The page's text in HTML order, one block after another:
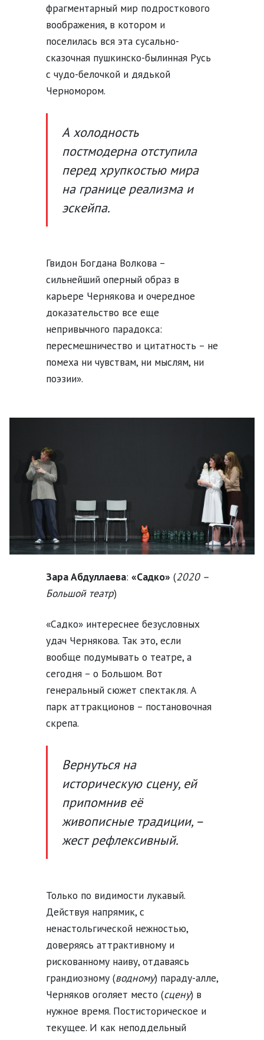
фрагментарный мир подросткового
воображения, в котором и
поселилась вся эта сусально-
сказочная пушкинско-былинная Русь
с чудо-белочкой и дядькой
Черномором.
А холодность
постмодерна отступила
перед хрупкостью мира
на границе реализма и
эскейпа.
Гвидон Богдана Волкова –
сильнейший оперный образ в
карьере Чернякова и очередное
доказательство все еще
непривычного парадокса:
пересмешничество и цитатность – не
помеха ни чувствам, ни мыслям, ни
поэзии».
Зара Абдуллаева: «Садко» (2020 –
Большой театр)
«Садко» интереснее безусловных
удач Чернякова. Так это, если
вообще подумывать о театре, а
сегодня – о Большом. Вот
генеральный сюжет спектакля. А
парк аттракционов – постановочная
скрепа.
Вернуться на
историческую сцену, ей
припомнив её
живописные традиции, –
жест рефлексивный.
Только по видимости лукавый.
Действуя напрямик, с
ненастольгической нежностью,
доверяясь аттрактивному и
рискованному наиву, отдаваясь
грандиозному (водному) параду-алле,
Черняков оголяет место (сцену) в
нужное время. Постисторическое и
текущее. И как неподдельный